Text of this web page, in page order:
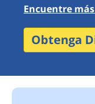
Encuentre
Obtenga